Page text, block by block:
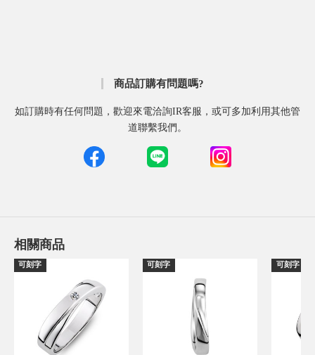
商品訂購有問題嗎?
如訂購時有任何問題，歡迎來電洽詢IR客服，或可多加利用其他管
道聯繫我們。
相關商品
可刻字 可刻字 可刻字